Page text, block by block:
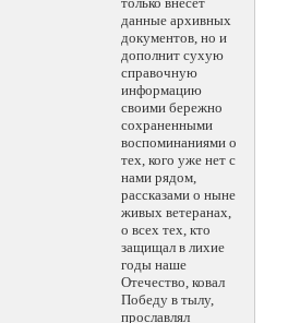
данные архивных
документов, но и
дополнит сухую
справочную
информацию
своими бережно
сохраненными
воспоминаниями о
тех, кого уже нет с
нами рядом,
рассказами о ныне
живых ветеранах,
о всех тех, кто
защищал в лихие
годы наше
Отечество, ковал
Победу в тылу,
прославлял